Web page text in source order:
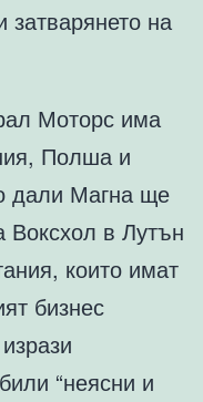
на
Моторс има
Полша и
дали Магна ще
Воксхол в Лутън
които имат
бизнес
“неясни и